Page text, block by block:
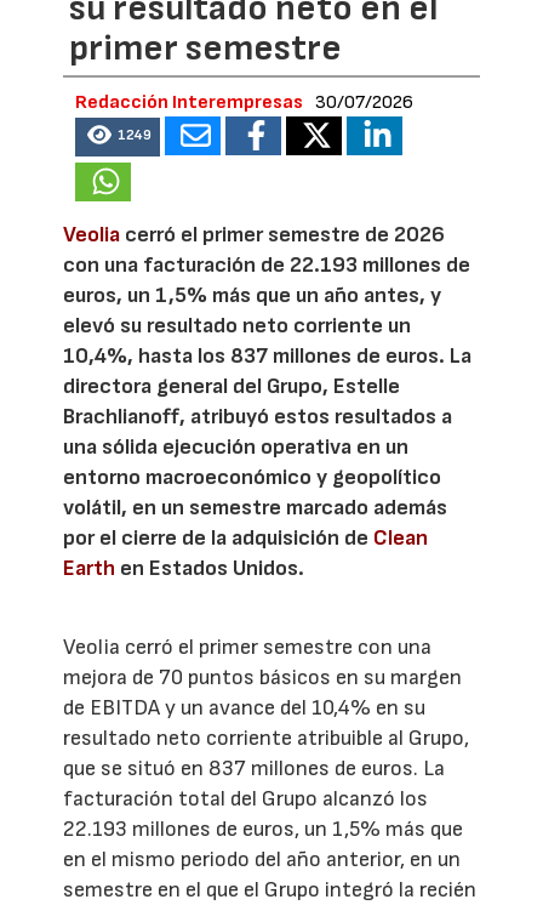
primer semestre
Redacción Interempresas 30/07/2026
1249
Veolia cerró el primer semestre de 2026
con una facturación de 22.193 millones de
euros, un 1,5% más que un año antes, y
elevó su resultado neto corriente un
10,4%, hasta los 837 millones de euros. La
directora general del Grupo, Estelle
Brachlianoff, atribuyó estos resultados a
una sólida ejecución operativa en un
entorno macroeconómico y geopolítico
volátil, en un semestre marcado además
por el cierre de la adquisición de Clean
Earth en Estados Unidos.
Veolia cerró el primer semestre con una
mejora de 70 puntos básicos en su margen
de EBITDA y un avance del 10,4% en su
resultado neto corriente atribuible al Grupo,
que se situó en 837 millones de euros. La
facturación total del Grupo alcanzó los
22.193 millones de euros, un 1,5% más que
en el mismo periodo del año anterior, en un
semestre en el que el Grupo integró la recién